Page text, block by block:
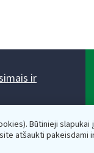
Būtinieji
atšaukti
ir
15.45.
val. - 12.00 val.